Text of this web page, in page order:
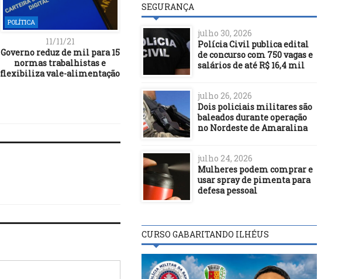
POLÍTICA
11/11/21
Governo reduz de mil para 15
normas trabalhistas e
flexibiliza vale-alimentação
POLÍTICA
12/02/25
Lula supera Tarcísio e
Eduardo Bolsonaro em
cenários de 1º turno de 2026,
18/01/24
Bebeto Galvão
lançamento do
Ouro Negro e solicita
SEGURANÇA
julho 30, 2026
Polícia Civil publica edital
de concurso com 750 vagas e
salários de até R$ 16,4 mil
julho 26, 2026
Dois policiais militares são
baleados durante operação
no Nordeste de Amaralina
julho 24, 2026
Mulheres podem comprar e
usar spray de pimenta para
defesa pessoal
CURSO GABARITANDO ILHÉUS